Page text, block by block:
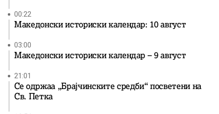
00:22
Македонски историски календар: 10 август
03:00
Македонски историски календар – 9 август
21:01
Се одржаа „Брајчинските средби“ посветени на
Св. Петка